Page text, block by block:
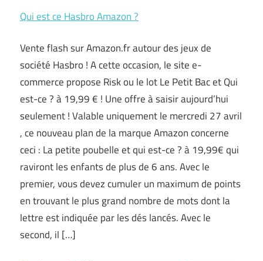
Qui est ce Hasbro Amazon ?
Vente flash sur Amazon.fr autour des jeux de
société Hasbro ! A cette occasion, le site e-
commerce propose Risk ou le lot Le Petit Bac et Qui
est-ce ? à 19,99 € ! Une offre à saisir aujourd’hui
seulement ! Valable uniquement le mercredi 27 avril
, ce nouveau plan de la marque Amazon concerne
ceci : La petite poubelle et qui est-ce ? à 19,99€ qui
raviront les enfants de plus de 6 ans. Avec le
premier, vous devez cumuler un maximum de points
en trouvant le plus grand nombre de mots dont la
lettre est indiquée par les dés lancés. Avec le
second, il […]